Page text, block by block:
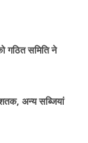
गठित समिति ने
अन्य सब्जियां